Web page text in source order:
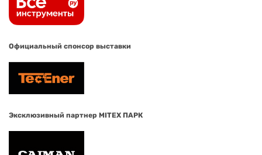
Официальный спонсор выставки
Эксклюзивный партнер MITEX ПАРК